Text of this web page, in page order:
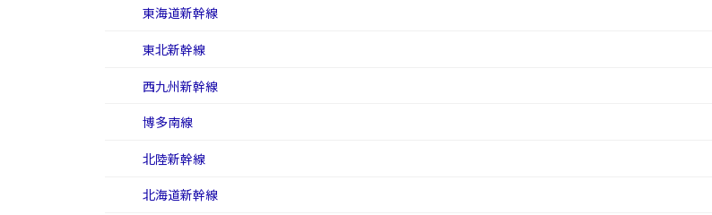
東海道新幹線
東北新幹線
西九州新幹線
博多南線
北陸新幹線
北海道新幹線